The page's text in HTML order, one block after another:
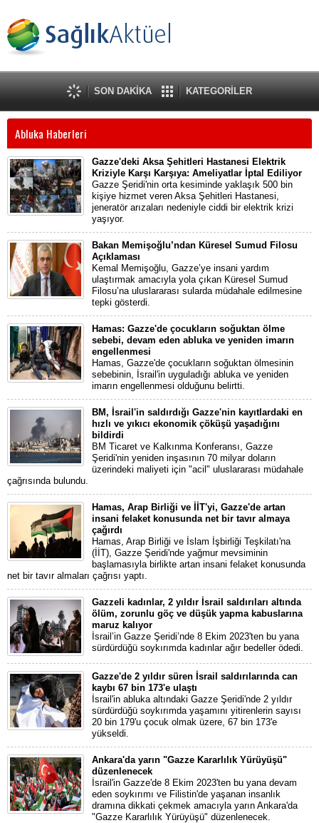
SON DAKİKA KATEGORİLER
Abluka Haberleri
Gazze'deki Aksa Şehitleri Hastanesi Elektrik
Kriziyle Karşı Karşıya: Ameliyatlar İptal Ediliyor
Gazze Şeridi'nin orta kesiminde yaklaşık 500 bin
kişiye hizmet veren Aksa Şehitleri Hastanesi,
jeneratör arızaları nedeniyle ciddi bir elektrik krizi
yaşıyor.
Bakan Memişoğlu’ndan Küresel Sumud Filosu
Açıklaması
Kemal Memişoğlu, Gazze’ye insani yardım
ulaştırmak amacıyla yola çıkan Küresel Sumud
Filosu’na uluslararası sularda müdahale edilmesine
tepki gösterdi.
Hamas: Gazze'de çocukların soğuktan ölme
sebebi, devam eden abluka ve yeniden imarın
engellenmesi
Hamas, Gazze'de çocukların soğuktan ölmesinin
sebebinin, İsrail'in uyguladığı abluka ve yeniden
imarın engellenmesi olduğunu belirtti.
BM, İsrail'in saldırdığı Gazze'nin kayıtlardaki en
hızlı ve yıkıcı ekonomik çöküşü yaşadığını
bildirdi
BM Ticaret ve Kalkınma Konferansı, Gazze
Şeridi'nin yeniden inşasının 70 milyar doların
üzerindeki maliyeti için "acil" uluslararası müdahale
çağrısında bulundu.
Hamas, Arap Birliği ve İİT'yi, Gazze'de artan
insani felaket konusunda net bir tavır almaya
çağırdı
Hamas, Arap Birliği ve İslam İşbirliği Teşkilatı'na
(İİT), Gazze Şeridi'nde yağmur mevsiminin
başlamasıyla birlikte artan insani felaket konusunda
net bir tavır almaları çağrısı yaptı.
Gazzeli kadınlar, 2 yıldır İsrail saldırıları altında
ölüm, zorunlu göç ve düşük yapma kabuslarına
maruz kalıyor
İsrail’in Gazze Şeridi’nde 8 Ekim 2023'ten bu yana
sürdürdüğü soykırımda kadınlar ağır bedeller ödedi.
Gazze'de 2 yıldır süren İsrail saldırılarında can
kaybı 67 bin 173'e ulaştı
İsrail'in abluka altındaki Gazze Şeridi'nde 2 yıldır
sürdürdüğü soykırımda yaşamını yitirenlerin sayısı
20 bin 179'u çocuk olmak üzere, 67 bin 173'e
yükseldi.
Ankara'da yarın "Gazze Kararlılık Yürüyüşü"
düzenlenecek
İsrail'in Gazze'de 8 Ekim 2023'ten bu yana devam
eden soykırımı ve Filistin'de yaşanan insanlık
dramına dikkati çekmek amacıyla yarın Ankara'da
"Gazze Kararlılık Yürüyüşü" düzenlenecek.